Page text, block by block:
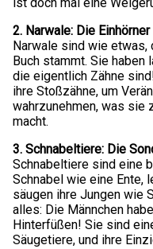
ist doch mal eine
2. Narwale: Die
Narwale sind wie
Buch stammt. Sie
die eigentlich Zähne
ihre Stoßzähne, um
wahrzunehmen, was sie
macht.
3. Schnabeltiere: Die
Schnabeltiere sind eine
Schnabel wie eine Ente,
säugen ihre Jungen wie
alles: Die Männchen
Hinterfüßen! Sie sind
Säugetiere, und ihre